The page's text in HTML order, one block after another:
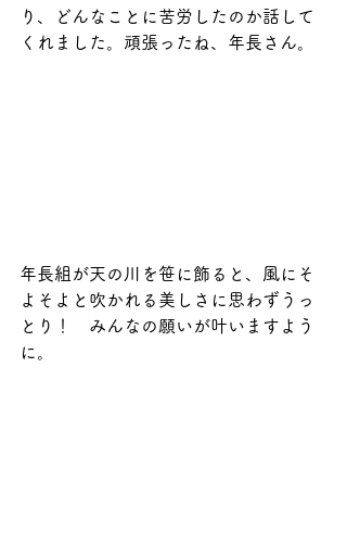
り、どんなことに苦労したのか話して
くれました。頑張ったね、年長さん。
年長組が天の川を笹に飾ると、風にそ
よそよと吹かれる美しさに思わずうっ
とり！　みんなの願いが叶いますよう
に。